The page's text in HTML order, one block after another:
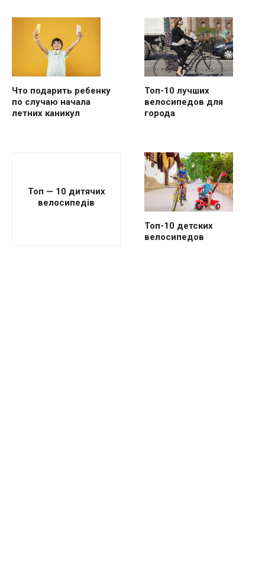
Что подарить ребенку
по случаю начала
летних каникул
Топ-10 лучших
велосипедов для
города
Топ — 10 дитячих
велосипедів
Топ-10 детских
велосипедов